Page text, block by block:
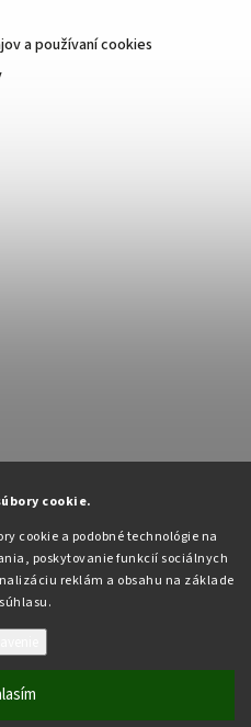
cookie.
cookie a podobné technológie na
poskytovanie funkcií sociálnych
reklám a obsahu na základe
a používaní cookies
. Všetky práva vyhradené.
cookies